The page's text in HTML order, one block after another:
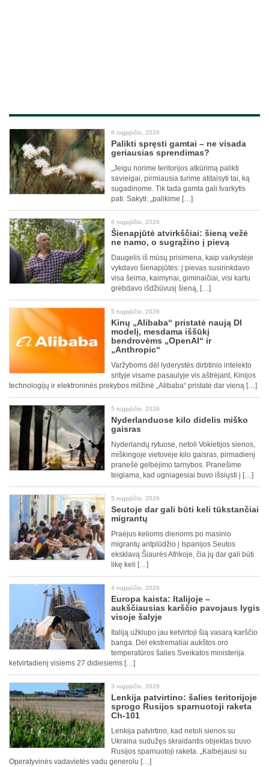
6 rugpjūčio, 2026
Palikti spręsti gamtai – ne visada
geriausias sprendimas?
„Jeigu norime teritorijos atkūrimą palikti
savieigai, pirmiausia turime atitaisyti tai, ką
sugadinome. Tik tada gamta gali tvarkytis
pati. Sakyti: „palikime […]
6 rugpjūčio, 2026
Šienapjūtė atvirkščiai: šieną vežė
ne namo, o sugrąžino į pievą
Daugelis iš mūsų prisimena, kaip vaikystėje
vykdavo šienapjūtės: į pievas susirinkdavo
visa šeima, kaimynai, giminaičiai, visi kartu
grėbdavo išdžiūvusį šieną, […]
5 rugpjūčio, 2026
Kinų „Alibaba“ pristatė naują DI
modelį, mesdama iššūkį
bendrovėms „OpenAI“ ir
„Anthropic“
Varžyboms dėl lyderystės dirbtinio intelekto
srityje visame pasaulyje vis aštrėjant, Kinijos
technologijų ir elektroninės prekybos milžinė „Alibaba“ pristatė dar vieną […]
5 rugpjūčio, 2026
Nyderlanduose kilo didelis miško
gaisras
Nyderlandų rytuose, netoli Vokietijos sienos,
miškingoje vietovėje kilo gaisras, pirmadienį
pranešė gelbėjimo tarnybos. Pranešime
teigiama, kad ugniagesiai buvo išsiųsti į […]
5 rugpjūčio, 2026
Seutoje dar gali būti keli tūkstančiai
migrantų
Praėjus kelioms dienoms po masinio
migrantų antplūdžio į Ispanijos Seutos
eksklavą Šiaurės Afrikoje, čia jų dar gali būti
likę keli […]
4 rugpjūčio, 2026
Europa kaista: Italijoje –
aukščiausias karščio pavojaus lygis
visoje šalyje
Italiją užklupo jau ketvirtoji šią vasarą karščio
banga. Dėl ekstremaliai aukštos oro
temperatūros šalies Sveikatos ministerija
ketvirtadienį visiems 27 didiesiems […]
3 rugpjūčio, 2026
Lenkija patvirtino: šalies teritorijoje
sprogo Rusijos sparnuotoji raketa
Ch-101
Lenkija patvirtino, kad netoli sienos su
Ukraina sudužęs skraidantis objektas buvo
Rusijos sparnuotoji raketa. „Kalbėjausi su
Operatyvinės vadavietės vadu generolu […]